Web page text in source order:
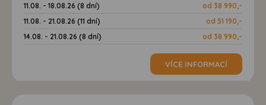
11.08. - 18.08.26 (8 dní)
od 38 990,-
11.08. - 21.08.26 (11 dní)
od 51 190,-
14.08. - 21.08.26 (8 dní)
od 38 990,-
VÍCE INFORMACÍ